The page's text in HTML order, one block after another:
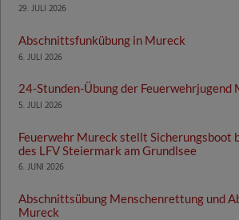
29. JULI 2026
Abschnittsfunkübung in Mureck
6. JULI 2026
24-Stunden-Übung der Feuerwehrjugend
5. JULI 2026
Feuerwehr Mureck stellt Sicherungsboot
des LFV Steiermark am Grundlsee
6. JUNI 2026
Abschnittsübung Menschenrettung und
Mureck